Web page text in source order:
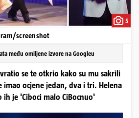
5
screenshot
među omiljene izvore na Googleu
se te otkrio kako su mu sakrili
imao ocjene jedan, dva i tri. Helena
je 'Ciboci malo CiBocnuo'